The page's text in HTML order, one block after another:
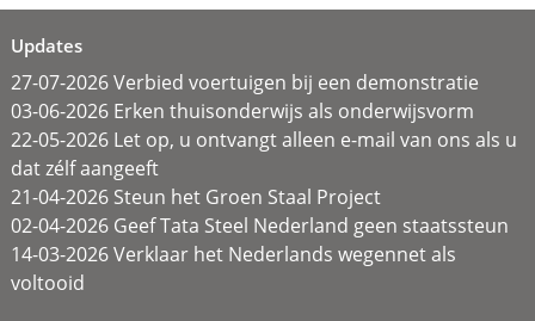
Updates
27-07-2026 Verbied voertuigen bij een demonstratie
03-06-2026 Erken thuisonderwijs als onderwijsvorm
22-05-2026 Let op, u ontvangt alleen e-mail van ons als u
dat zélf aangeeft
21-04-2026 Steun het Groen Staal Project
02-04-2026 Geef Tata Steel Nederland geen staatssteun
14-03-2026 Verklaar het Nederlands wegennet als
voltooid